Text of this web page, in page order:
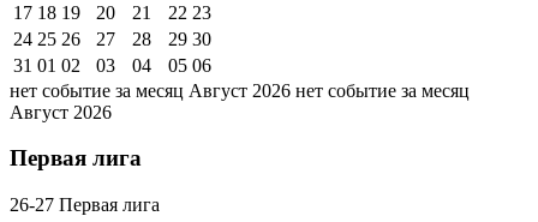
17 18 19 20 21 22 23
24 25 26 27 28 29 30
31 01 02 03 04 05 06
нет событие за месяц Август 2026 нет событие за месяц
Август 2026
Первая лига
26-27 Первая лига